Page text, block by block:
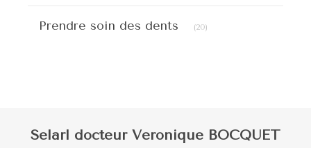
Prendre soin des dents (20)
Selarl docteur Veronique BOCQUET